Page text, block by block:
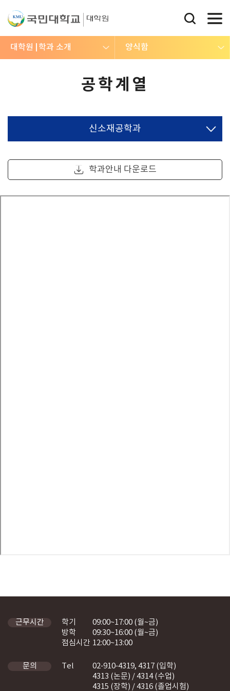
대학원 학과 소개 양식함
공학계열
신소재공학과
학과안내 다운로드
근무시간 학기
09:00~17:00 (월~금)
방학
09:30~16:00 (월~금)
점심시간 12:00~13:00
문의 Tel
02-910-4319, 4317 (입학)
4313 (논문) / 4314 (수업)
4315 (장학) / 4316 (졸업시험)